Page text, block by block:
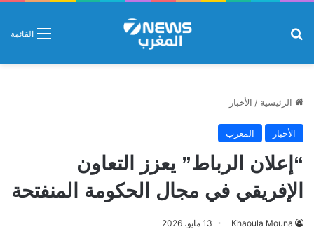
القائمة
الرئيسية / الأخبار
الأخبار المغرب
“إعلان الرباط” يعزز التعاون
الإفريقي في مجال الحكومة المنفتحة
Khaoula Mouna 13 مايو، 2026